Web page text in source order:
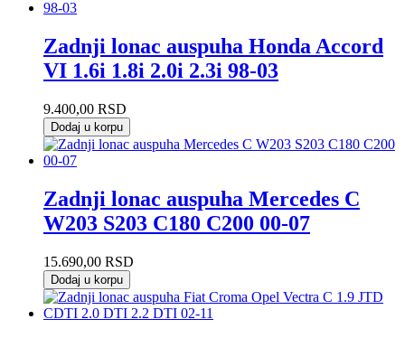
Zadnji lonac auspuha Honda Accord
VI 1.6i 1.8i 2.0i 2.3i 98-03
9.400,00 RSD
Dodaj u korpu
Zadnji lonac auspuha Mercedes C
W203 S203 C180 C200 00-07
15.690,00 RSD
Dodaj u korpu